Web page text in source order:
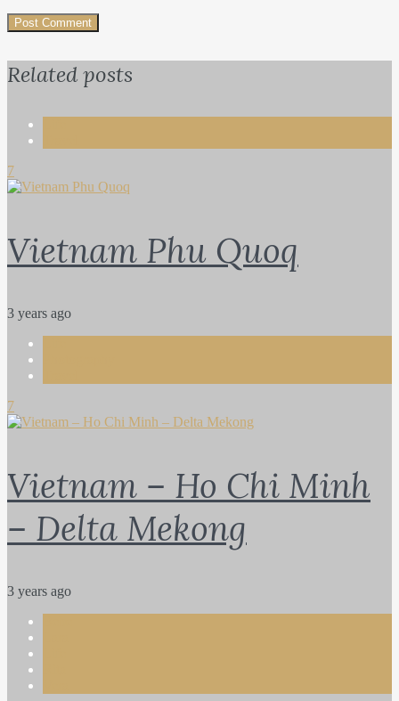
Related posts
7
Vietnam Phu Quoq
3 years ago
7
Vietnam – Ho Chi Minh
– Delta Mekong
3 years ago